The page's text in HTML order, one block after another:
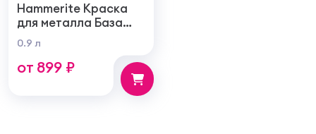
Hammerite Краска
для металла База
под колеровку
глянцевая до 8 лет
защиты
0.9 л
от 899 ₽